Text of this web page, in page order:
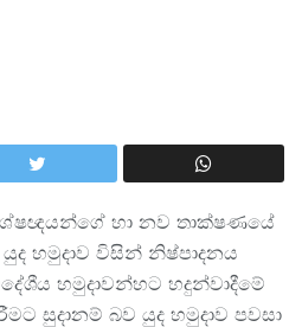
හා නව තාක්ෂණයේ
හමුදාව විසින් නිෂ්පාදනය
හමුදාවන්හට හදුන්වාදීමේ
සුදානම් බව යුද හමුදාව පවසා